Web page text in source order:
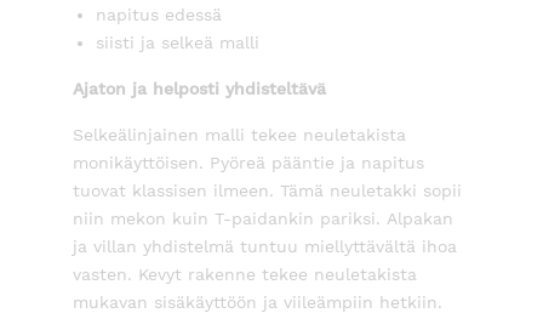
napitus edessä
siisti ja selkeä malli
Ajaton ja helposti yhdisteltävä
Selkeälinjainen malli tekee neuletakista
monikäyttöisen. Pyöreä pääntie ja napitus
tuovat klassisen ilmeen. Tämä neuletakki sopii
niin mekon kuin T-paidankin pariksi. Alpakan
ja villan yhdistelmä tuntuu miellyttävältä ihoa
vasten. Kevyt rakenne tekee neuletakista
mukavan sisäkäyttöön ja viileämpiin hetkiin.